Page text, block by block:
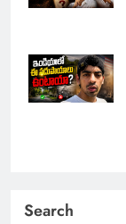
Search